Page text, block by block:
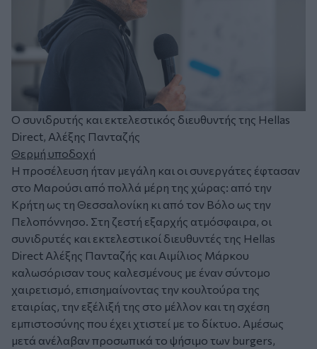
Ο συνιδρυτής και εκτελεστικός διευθυντής της Hellas
Direct, Αλέξης Πανταζής
Θερμή υποδοχή
Η προσέλευση ήταν μεγάλη και οι συνεργάτες έφτασαν
στο Μαρούσι από πολλά μέρη της χώρας: από την
Κρήτη ως τη Θεσσαλονίκη κι από τον Βόλο ως την
Πελοπόννησο. Στη ζεστή εξαρχής ατμόσφαιρα, οι
συνιδρυτές και εκτελεστικοί διευθυντές της Hellas
Direct Αλέξης Πανταζής και Αιμίλιος Μάρκου
καλωσόρισαν τους καλεσμένους με έναν σύντομο
χαιρετισμό, επισημαίνοντας την κουλτούρα της
εταιρίας, την εξέλιξή της στο μέλλον και τη σχέση
εμπιστοσύνης που έχει χτιστεί με το δίκτυο. Αμέσως
μετά ανέλαβαν προσωπικά το ψήσιμο των burgers,